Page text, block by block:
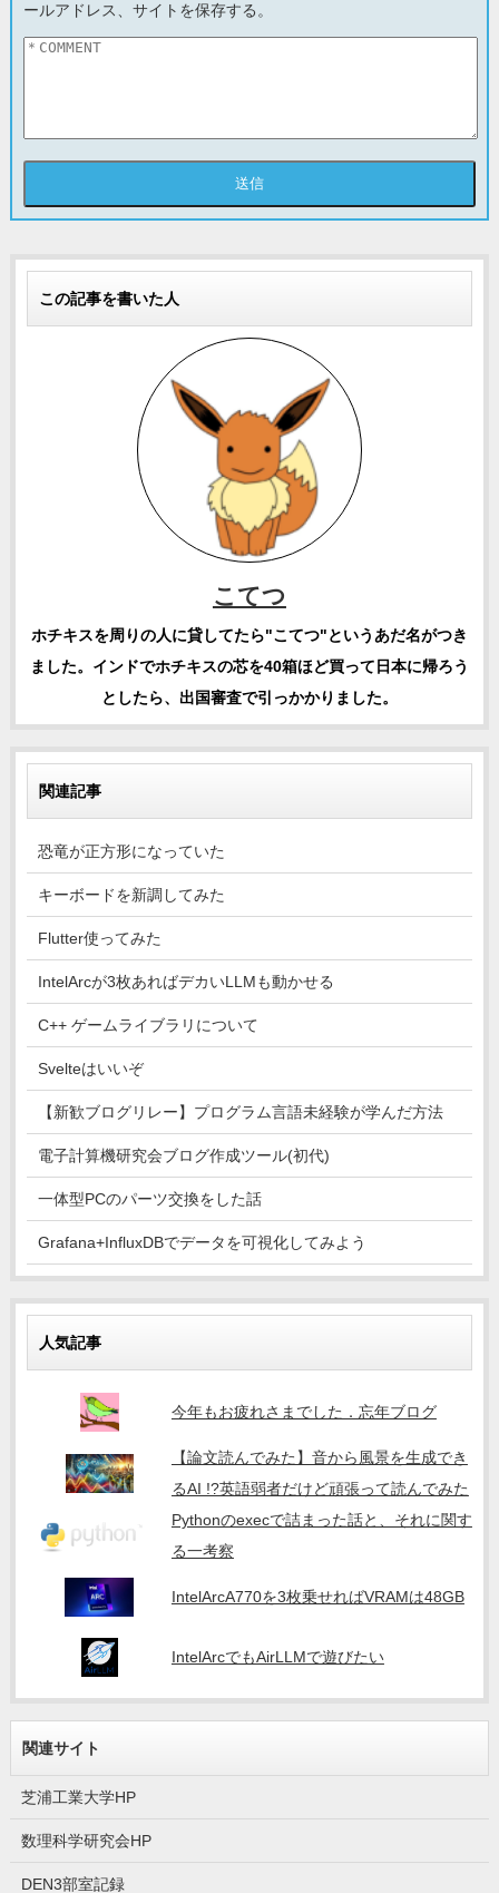
ールアドレス、サイトを保存する。
この記事を書いた人
こてつ
ホチキスを周りの人に貸してたら"こてつ"というあだ名がつき
ました。インドでホチキスの芯を40箱ほど買って日本に帰ろう
としたら、出国審査で引っかかりました。
関連記事
恐竜が正方形になっていた
キーボードを新調してみた
Flutter使ってみた
IntelArcが3枚あればデカいLLMも動かせる
C++ ゲームライブラリについて
Svelteはいいぞ
【新歓ブログリレー】プログラム言語未経験が学んだ方法
電子計算機研究会ブログ作成ツール(初代)
一体型PCのパーツ交換をした話
Grafana+InfluxDBでデータを可視化してみよう
人気記事
今年もお疲れさまでした．忘年ブログ
【論文読んでみた】音から風景を生成でき
るAI !?英語弱者だけど頑張って読んでみた
Pythonのexecで詰まった話と、それに関す
る一考察
IntelArcA770を3枚乗せればVRAMは48GB
IntelArcでもAirLLMで遊びたい
関連サイト
芝浦工業大学HP
数理科学研究会HP
DEN3部室記録